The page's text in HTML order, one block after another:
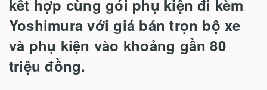
kết hợp cùng gói phụ kiện đi kèm
Yoshimura với giá bán trọn bộ xe
và phụ kiện vào khoảng gần 80
triệu đồng.